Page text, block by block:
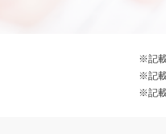
※記
※記
※記載